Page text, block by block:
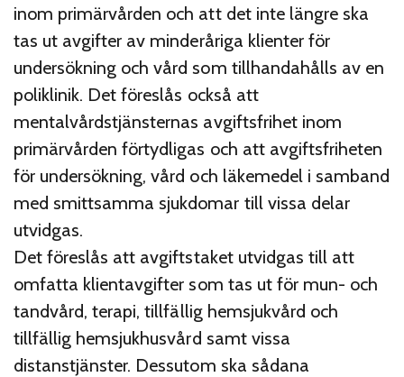
inom primärvården och att det inte längre ska
tas ut avgifter av minderåriga klienter för
undersökning och vård som tillhandahålls av en
poliklinik. Det föreslås också att
mentalvårdstjänsternas avgiftsfrihet inom
primärvården förtydligas och att avgiftsfriheten
för undersökning, vård och läkemedel i samband
med smittsamma sjukdomar till vissa delar
utvidgas.
Det föreslås att avgiftstaket utvidgas till att
omfatta klientavgifter som tas ut för mun- och
tandvård, terapi, tillfällig hemsjukvård och
tillfällig hemsjukhusvård samt vissa
distanstjänster. Dessutom ska sådana